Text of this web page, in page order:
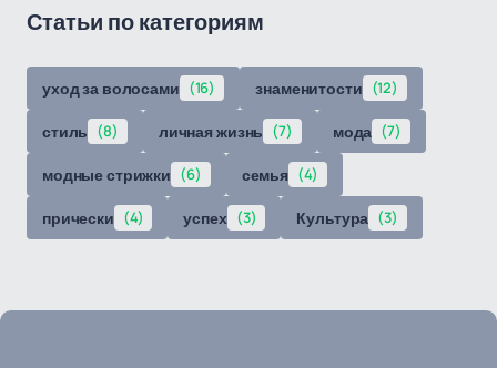
Статьи по категориям
уход за волосами (16) знаменитости (12)
стиль (8) личная жизнь (7) мода (7)
модные стрижки (6) семья (4)
прически (4) успех (3) Культура (3)